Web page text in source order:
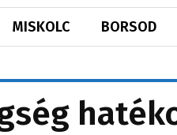
MISKOLC BORSOD